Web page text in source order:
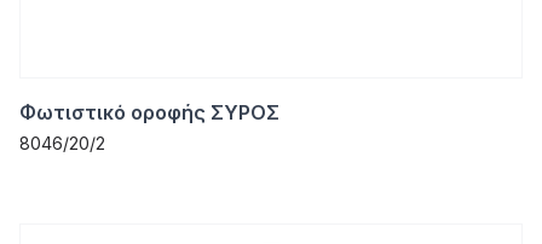
Φωτιστικό οροφής ΣΥΡΟΣ
8046/20/2